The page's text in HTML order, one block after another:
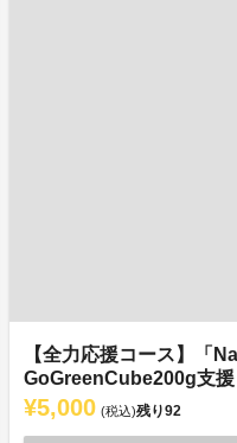
【全力応援コース】「
GoGreenCube200g支援
¥5,000 (税込)残り92